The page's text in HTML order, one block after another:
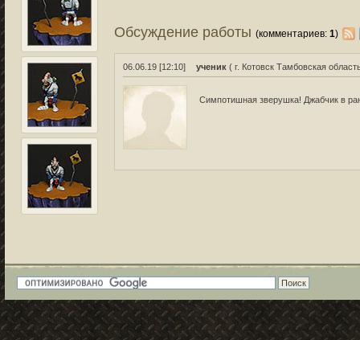
Обсуждение работы(комментариев:1)
06.06.19 [12:10] ученик ( г. Котовск Тамбовская
Симпотишная зверушка! Джабчик в